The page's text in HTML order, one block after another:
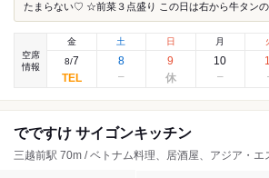
たまらない♡ ☆前菜３点盛り この日は右から牛タンの
空席
情報
金
8/7
土
8
日
9
月
10
でですけ サイゴンキッチン
三越前駅 70m / ベトナム料理、居酒屋、アジア・エ